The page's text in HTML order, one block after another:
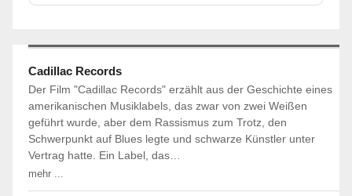
Cadillac Records
Der Film "Cadillac Records" erzählt aus der Geschichte eines
amerikanischen Musiklabels, das zwar von zwei Weißen
geführt wurde, aber dem Rassismus zum Trotz, den
Schwerpunkt auf Blues legte und schwarze Künstler unter
Vertrag hatte. Ein Label, das…
mehr ...